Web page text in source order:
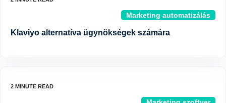
Marketing automatizálás
Klaviyo alternatíva ügynökségek számára